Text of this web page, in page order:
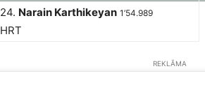
24. Narain Karthikeyan 1’54.989
HRT
REKLĀMA